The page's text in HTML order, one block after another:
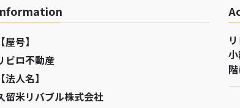
【屋号】
ビロ不動産
【法人名】
留米リバブル株式会社